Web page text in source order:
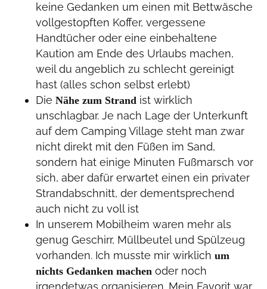
keine Gedanken um einen mit Bettwäsche
vollgestopften Koffer, vergessene
Handtücher oder eine einbehaltene
Kaution am Ende des Urlaubs machen,
weil du angeblich zu schlecht gereinigt
hast (alles schon selbst erlebt)
Die Nähe zum Strand ist wirklich
unschlagbar. Je nach Lage der Unterkunft
auf dem Camping Village steht man zwar
nicht direkt mit den Füßen im Sand,
sondern hat einige Minuten Fußmarsch vor
sich, aber dafür erwartet einen ein privater
Strandabschnitt, der dementsprechend
auch nicht zu voll ist
In unserem Mobilheim waren mehr als
genug Geschirr, Müllbeutel und Spülzeug
vorhanden. Ich musste mir wirklich um
nichts Gedanken machen oder noch